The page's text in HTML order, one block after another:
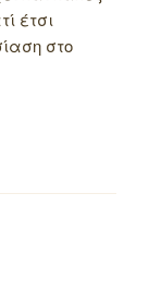
έτσι
στο